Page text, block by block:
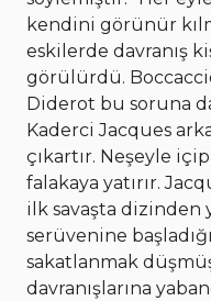
kendini görünür
eskilerde davranış
görülürdü.
Diderot bu soruna
Kaderci Jacques
çıkartır. Neşeyle
falakaya yatırır.
ilk savaşta dizinden
serüvenine
sakatlanmak
davranışlarına